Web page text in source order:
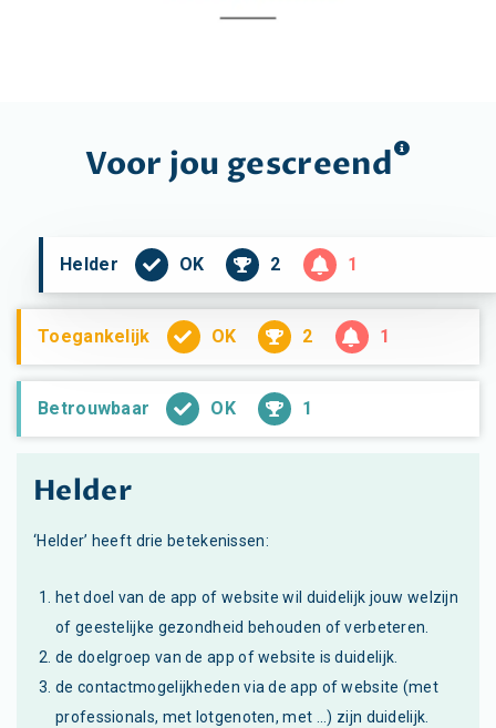
Voor jou gescreend
Helder OK 2 1
Toegankelijk OK 2 1
Betrouwbaar OK 1
Helder
‘Helder’ heeft drie betekenissen:
het doel van de app of website wil duidelijk jouw welzijn
of geestelijke gezondheid behouden of verbeteren.
de doelgroep van de app of website is duidelijk.
de contactmogelijkheden via de app of website (met
professionals, met lotgenoten, met ...) zijn duidelijk.